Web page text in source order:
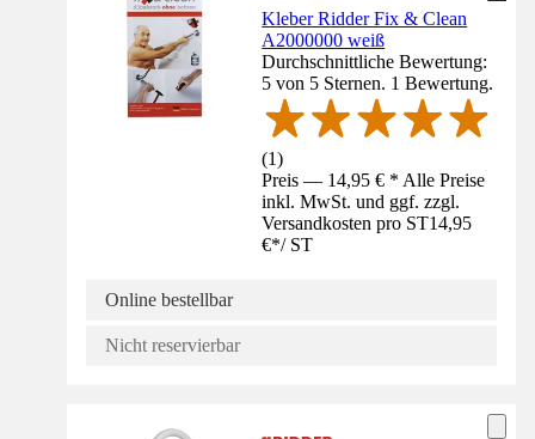
Kleber Ridder Fix & Clean
A2000000 weiß
Durchschnittliche Bewertung:
5 von 5 Sternen. 1 Bewertung.
(1)
Preis — 14,95 € * Alle Preise
inkl. MwSt. und ggf. zzgl.
Versandkosten pro ST14,95
€*/ ST
Online bestellbar
Nicht reservierbar